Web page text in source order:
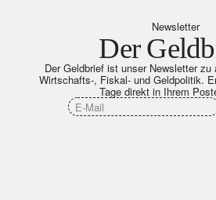
Newsletter
Der
Der Geldbrief ist unser Newsletter zu
Wirtschafts-, Fiskal- und Geldpolitik.
Tage direkt in Ihrem